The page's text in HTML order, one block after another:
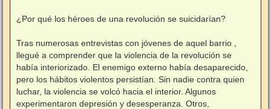
¿Por qué los héroes de una revolución se suicidarían?
Tras numerosas entrevistas con jóvenes de aquel barrio ,
llegué a comprender que la violencia de la revolución se
había interiorizado. El enemigo externo había desaparecido,
pero los hábitos violentos persistían. Sin nadie contra quien
luchar, la violencia se volcó hacia el interior. Algunos
experimentaron depresión y desesperanza. Otros,